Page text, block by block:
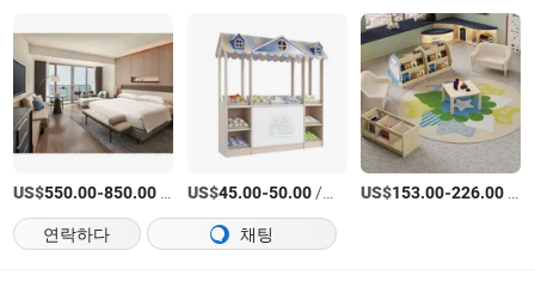
US$550.00-850.00 US$45.00-50.00/상품 US$153.00-226.00
연락하다
채팅